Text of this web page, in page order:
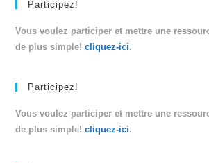
Participez!
Vous voulez participer et mettre une
de plus simple!cliquez-ici.
Participez!
Vous voulez participer et mettre une
de plus simple!cliquez-ici.